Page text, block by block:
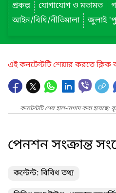
প্রকল্প
যোগাযোগ ও মতামত
আইন/বিধি/নীতিমালা
জুলাই
এই কনটেন্টটি শেয়ার করতে
কনটেন্টটি শেষ হাল-নাগাদ করা
পেনশন সংক্রান্ত
কন্টেন্ট: বিবিধ তথ্য